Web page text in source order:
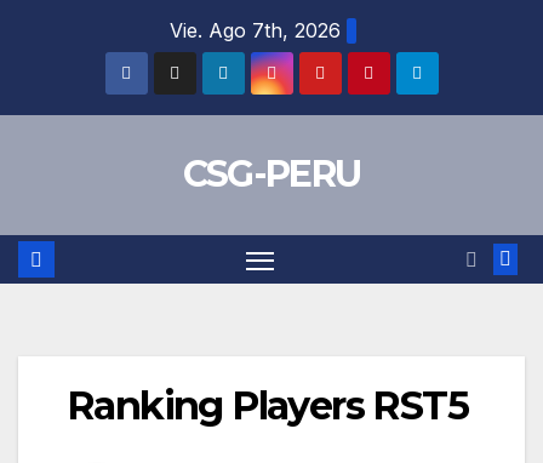
Vie. Ago 7th, 2026
CSG-PERU
Ranking Players RST5